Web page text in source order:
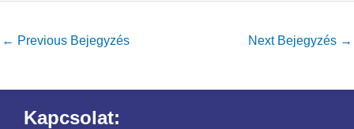
← Previous Bejegyzés Next Bejegyzés →
Kapcsolat: